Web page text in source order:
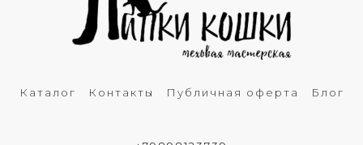
Каталог Контакты Публичная оферта Блог